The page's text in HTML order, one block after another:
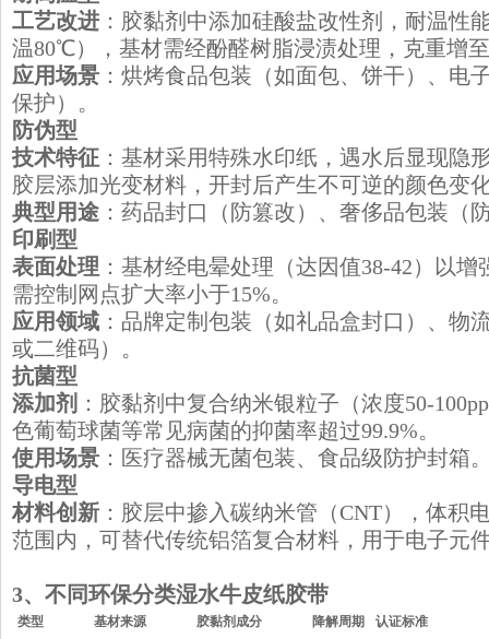
工艺改进 ：胶黏剂中添加硅酸盐改性剂，耐温性
温80℃），基材需经酚醛树脂浸渍处理，克重增至
应用场景 ：烘烤食品包装（如面包、饼干）、电
保护）。
​防伪型
技术特征 ：基材采用特殊水印纸，遇水后显现隐
胶层添加光变材料，开封后产生不可逆的颜色变
典型用途 ：药品封口（防篡改）、奢侈品包装（
​印刷型
表面处理 ：基材经电晕处理（达因值38-42）以
需控制网点扩大率小于15%。
应用领域 ：品牌定制包装（如礼品盒封口）、物
或二维码）。
​抗菌型
添加剂 ：胶黏剂中复合纳米银粒子（浓度50-
色葡萄球菌等常见病菌的抑菌率超过99.9%。
使用场景 ：医疗器械无菌包装、食品级防护封箱
​导电型
材料创新 ：胶层中掺入碳纳米管（CNT），体积
范围内，可替代传统铝箔复合材料，用于电子元
​3、不同环保分类湿水牛皮纸胶带
​类型 ​基材来源 ​胶黏剂成分 ​降解周期
​认证标准